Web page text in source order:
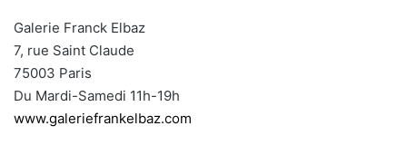
Galerie Franck Elbaz
7, rue Saint Claude
75003 Paris
Du Mardi-Samedi 11h-19h
www.galeriefrankelbaz.com